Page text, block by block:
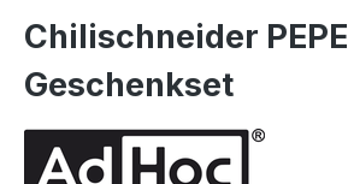
Chilischneider PEPE
Geschenkset